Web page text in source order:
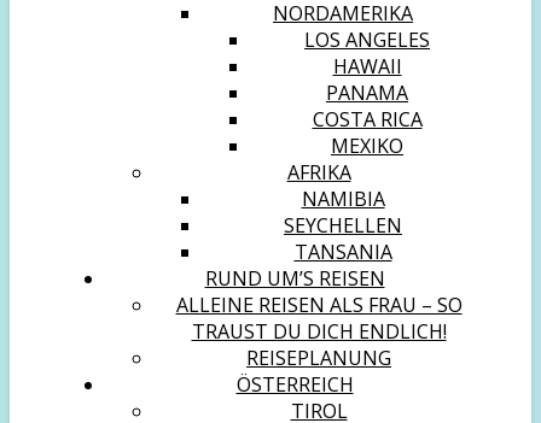
NORDAMERIKA
LOS ANGELES
HAWAII
PANAMA
COSTA RICA
MEXIKO
AFRIKA
NAMIBIA
SEYCHELLEN
TANSANIA
RUND UM’S REISEN
ALLEINE REISEN ALS FRAU – SO
TRAUST DU DICH ENDLICH!
REISEPLANUNG
ÖSTERREICH
TIROL